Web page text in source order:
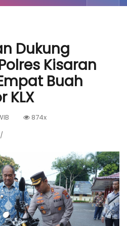
Dukung
Kisaran
Buah
KLX
874x